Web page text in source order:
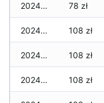
2024-12-20 78 zł
2024-12-19 108 zł
2024-12-18 108 zł
2024-12-17 108 zł